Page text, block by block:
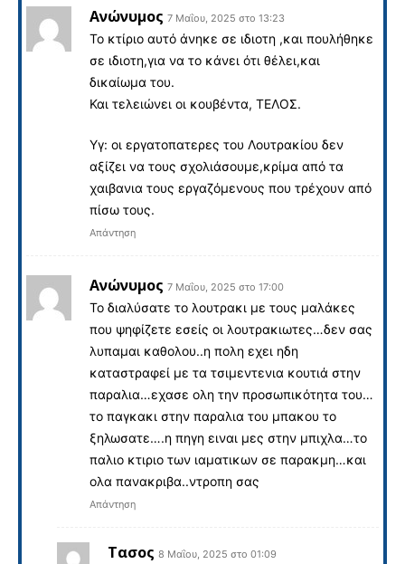
Ανώνυμος 7 Μαΐου, 2025 στο 13:23
Το κτίριο αυτό άνηκε σε ιδιοτη ,και πουλήθηκε
σε ιδιοτη,για να το κάνει ότι θέλει,και
δικαίωμα του.
Και τελειώνει οι κουβέντα, ΤΕΛΟΣ.
Υγ: οι εργατοπατερες του Λουτρακίου δεν
αξίζει να τους σχολιάσουμε,κρίμα από τα
χαιβανια τους εργαζόμενους που τρέχουν από
πίσω τους.
Απάντηση
Ανώνυμος 7 Μαΐου, 2025 στο 17:00
Το διαλύσατε το λουτρακι με τους μαλάκες
που ψηφίζετε εσείς οι λουτρακιωτες…δεν σας
λυπαμαι καθολου..η πολη εχει ηδη
καταστραφεί με τα τσιμεντενια κουτιά στην
παραλια…εχασε ολη την προσωπικότητα του…
το παγκακι στην παραλια του μπακου το
ξηλωσατε….η πηγη ειναι μες στην μπιχλα…το
παλιο κτιριο των ιαματικων σε παρακμη…και
ολα πανακριβα..ντροπη σας
Απάντηση
Τασος 8 Μαΐου, 2025 στο 01:09